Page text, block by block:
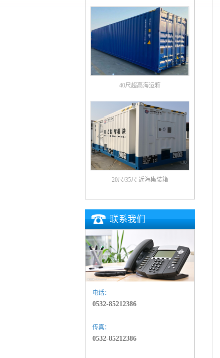
40尺超高海运箱
20尺/35尺 近海集装箱
联系我们
电话：
0532-85212386
传真：
0532-85212386